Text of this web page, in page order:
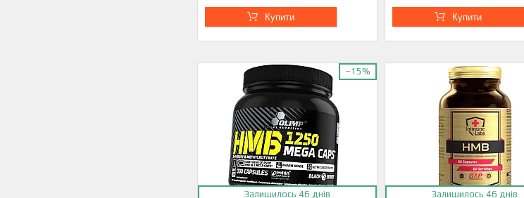
Купити Купити
–15%
Залишилось 46 днів Залишилось 46 днів